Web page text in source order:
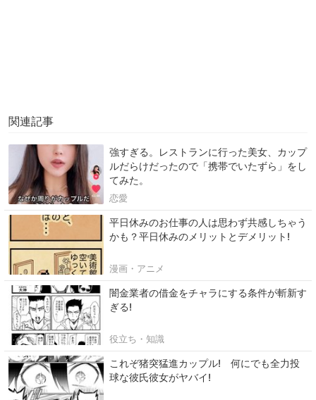
関連記事
強すぎる。レストランに行った美女、カップ
ルだらけだったので「携帯でいたずら」をし
てみた。
恋愛
平日休みのお仕事の人は思わず共感しちゃう
かも？平日休みのメリットとデメリット!
漫画・アニメ
闇金業者の借金をチャラにする条件が斬新す
ぎる!
役立ち・知識
これぞ猪突猛進カップル! 何にでも全力投
球な彼氏彼女がヤバイ!